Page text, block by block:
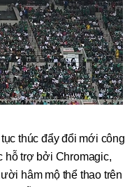
thúc đẩy đổi mới công
hỗ trợ bởi Chromagic,
hâm mộ thể thao trên